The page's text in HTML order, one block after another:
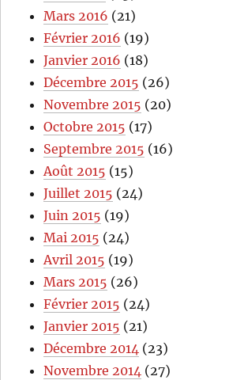
Mars 2016 (21)
Février 2016 (19)
Janvier 2016 (18)
Décembre 2015 (26)
Novembre 2015 (20)
Octobre 2015 (17)
Septembre 2015 (16)
Août 2015 (15)
Juillet 2015 (24)
Juin 2015 (19)
Mai 2015 (24)
Avril 2015 (19)
Mars 2015 (26)
Février 2015 (24)
Janvier 2015 (21)
Décembre 2014 (23)
Novembre 2014 (27)